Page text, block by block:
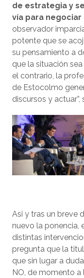
de estrategia y
vía para
observador
potente que se
su pensamiento a
que la situación
el contrario, la
de Estocolmo
discursos y
Asi y tras un breve
nuevo la ponencia,
distintas
pregunta que la
que sin lugar a
NO, de momento a